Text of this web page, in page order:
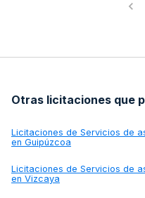
Otras licitaciones que
Licitaciones de Servicios de
en Guipúzcoa
Licitaciones de Servicios de
en Vizcaya